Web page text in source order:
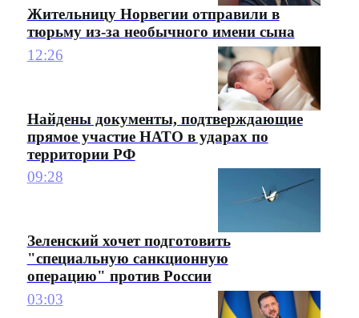
Жительницу Норвегии отправили в
тюрьму из-за необычного имени сына
12:26
Найдены документы, подтверждающие
прямое участие НАТО в ударах по
территории РФ
09:28
Зеленский хочет подготовить
"специальную санкционную
операцию" против России
03:03